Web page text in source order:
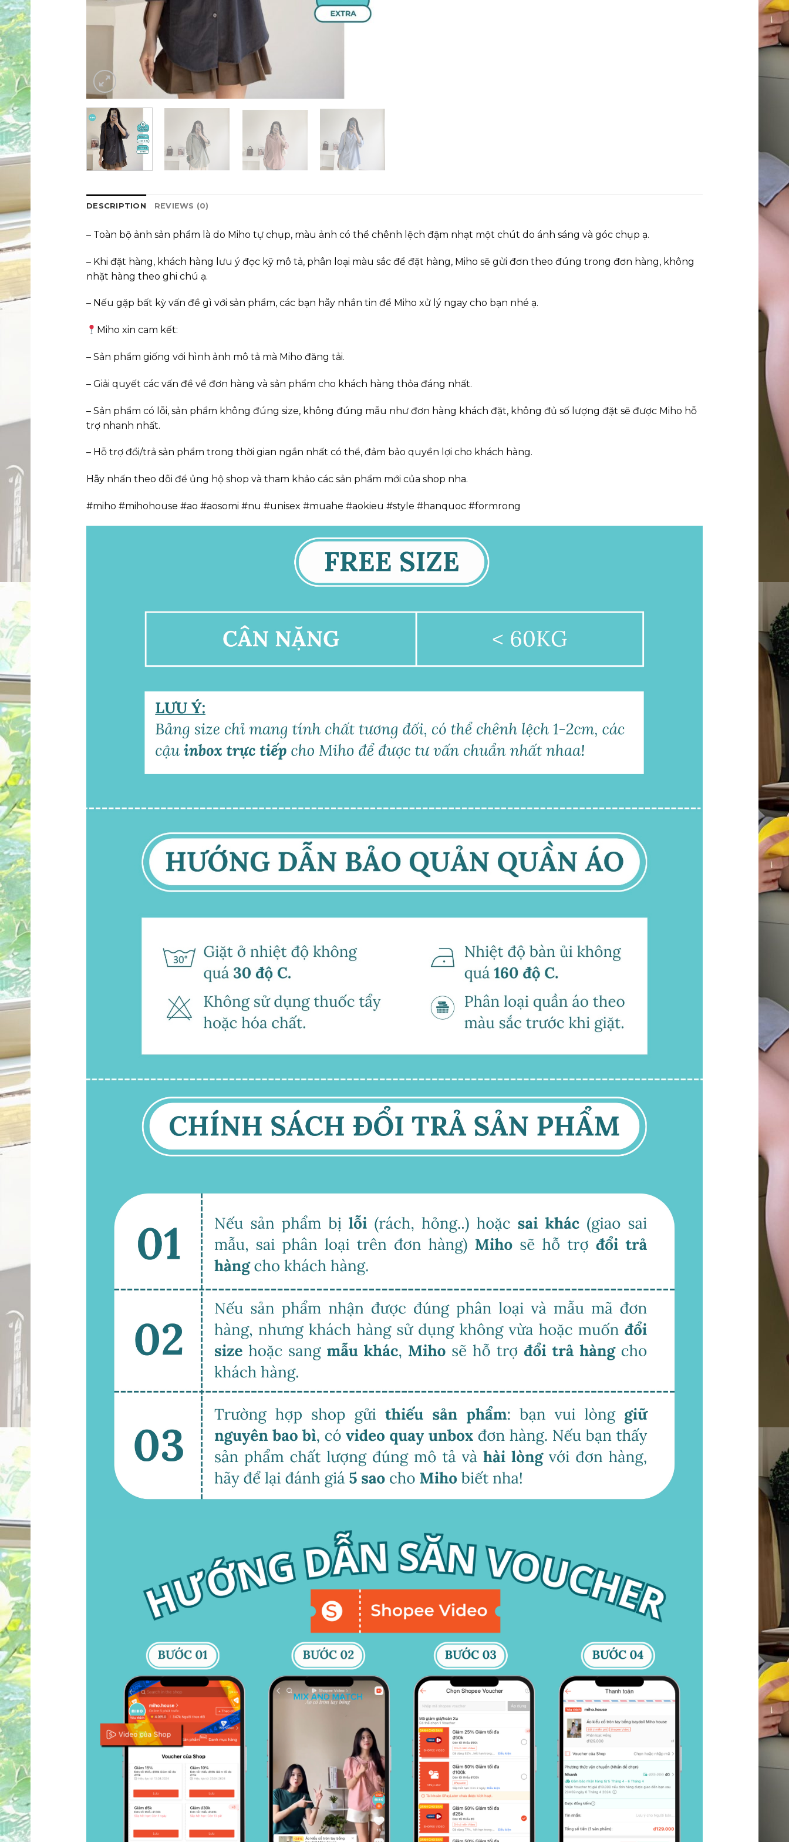
DESCRIPTION REVIEWS (0)
– Toàn bộ ảnh sản phẩm là do Miho tự chụp, màu ảnh có thể chênh lệch đậm nhạt một chút do ánh sáng và góc chụp ạ.
– Khi đặt hàng, khách hàng lưu ý đọc kỹ mô tả, phân loại màu sắc để đặt hàng, Miho sẽ gửi đơn theo đúng trong đơn hàng, không
nhặt hàng theo ghi chú ạ.
– Nếu gặp bất kỳ vấn đề gì với sản phẩm, các bạn hãy nhắn tin để Miho xử lý ngay cho bạn nhé ạ.
Miho xin cam kết:
– Sản phẩm giống với hình ảnh mô tả mà Miho đăng tải.
– Giải quyết các vấn đề về đơn hàng và sản phẩm cho khách hàng thỏa đáng nhất.
– Sản phẩm có lỗi, sản phẩm không đúng size, không đúng mẫu như đơn hàng khách đặt, không đủ số lượng đặt sẽ được Miho hỗ
trợ nhanh nhất.
– Hỗ trợ đổi/trả sản phẩm trong thời gian ngắn nhất có thể, đảm bảo quyền lợi cho khách hàng.
Hãy nhấn theo dõi để ủng hộ shop và tham khảo các sản phẩm mới của shop nha.
#miho #mihohouse #ao #aosomi #nu #unisex #muahe #aokieu #style #hanquoc #formrong